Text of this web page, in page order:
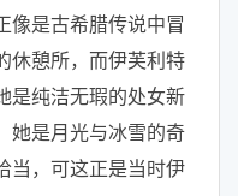
像是古希腊传说中冒
休憩所，而伊芙利特
是纯洁无瑕的处女新
她是月光与冰雪的奇
当，可这正是当时伊